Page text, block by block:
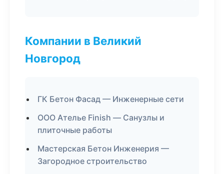
Компании в Великий
Новгород
ГК Бетон Фасад — Инженерные сети
ООО Ателье Finish — Санузлы и
плиточные работы
Мастерская Бетон Инженерия —
Загородное строительство